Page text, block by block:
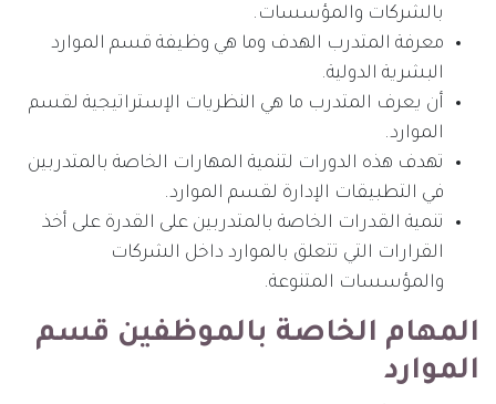
بالشركات والمؤسسات.
معرفة المتدرب الهدف وما هي وظيفة قسم الموارد
البشرية الدولية.
أن يعرف المتدرب ما هي النظريات الإستراتيجية لقسم
الموارد.
تهدف هذه الدورات لتنمية المهارات الخاصة بالمتدربين
في التطبيقات الإدارة لقسم الموارد.
تنمية القدرات الخاصة بالمتدربين على القدرة على أخذ
القرارات التي تتعلق بالموارد داخل الشركات
والمؤسسات المتنوعة.
المهام الخاصة بالموظفين قسم
الموارد